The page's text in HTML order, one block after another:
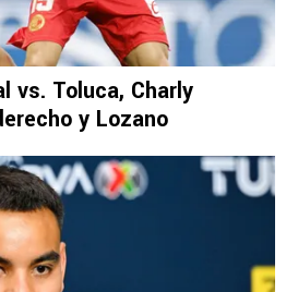
Toluca, Charly
y Lozano